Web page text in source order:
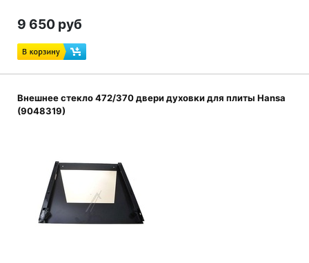
9 650 руб
Внешнее стекло 472/370 двери духовки для плиты Hansa
(9048319)